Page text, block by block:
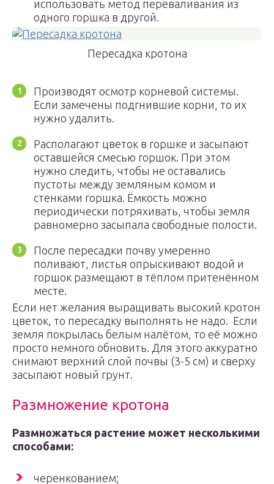
использовать метод переваливания из
одного горшка в другой.
Пересадка кротона
Производят осмотр корневой системы.
Если замечены подгнившие корни, то их
нужно удалить.
Располагают цветок в горшке и засыпают
оставшейся смесью горшок. При этом
нужно следить, чтобы не оставались
пустоты между земляным комом и
стенками горшка. Ёмкость можно
периодически потряхивать, чтобы земля
равномерно засыпала свободные полости.
После пересадки почву умеренно
поливают, листья опрыскивают водой и
горшок размещают в тёплом притенённом
месте.
Если нет желания выращивать высокий кротон
цветок, то пересадку выполнять не надо. Если
земля покрылась белым налётом, то её можно
просто немного обновить. Для этого аккуратно
снимают верхний слой почвы (3-5 см) и сверху
засыпают новый грунт.
Размножение кротона
Размножаться растение может несколькими
способами:
черенкованием;